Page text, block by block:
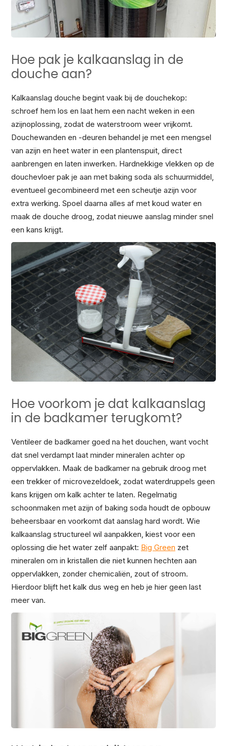
Hoe pak je kalkaanslag in de
douche aan?
Kalkaanslag douche begint vaak bij de douchekop:
schroef hem los en laat hem een nacht weken in een
azijnoplossing, zodat de waterstroom weer vrijkomt.
Douchewanden en -deuren behandel je met een mengsel
van azijn en heet water in een plantenspuit, direct
aanbrengen en laten inwerken. Hardnekkige vlekken op de
douchevloer pak je aan met baking soda als schuurmiddel,
eventueel gecombineerd met een scheutje azijn voor
extra werking. Spoel daarna alles af met koud water en
maak de douche droog, zodat nieuwe aanslag minder snel
een kans krijgt.
Hoe voorkom je dat kalkaanslag
in de badkamer terugkomt?
Ventileer de badkamer goed na het douchen, want vocht
dat snel verdampt laat minder mineralen achter op
oppervlakken. Maak de badkamer na gebruik droog met
een trekker of microvezeldoek, zodat waterdruppels geen
kans krijgen om kalk achter te laten. Regelmatig
schoonmaken met azijn of baking soda houdt de opbouw
beheersbaar en voorkomt dat aanslag hard wordt. Wie
kalkaanslag structureel wil aanpakken, kiest voor een
oplossing die het water zelf aanpakt: Big Green zet
mineralen om in kristallen die niet kunnen hechten aan
oppervlakken, zonder chemicaliën, zout of stroom.
Hierdoor blijft het kalk dus weg en heb je hier geen last
meer van.